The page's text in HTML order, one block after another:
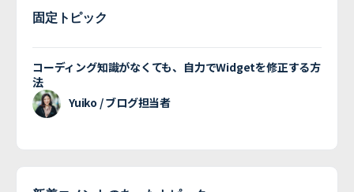
固定トピック
コーディング知識がなくても、自力でWidgetを修正する方
法
Yuiko / ブログ担当者